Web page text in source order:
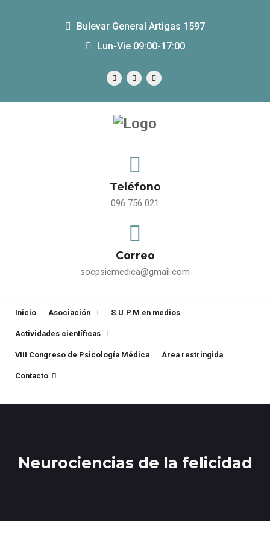
Bulevar General Artigas 1597
Lun-Vie 09:00-17:00
Teléfono
096 756 021
Correo
socpsicmedica@gmail.com
Inicio Asociación S.U.P.M en medios
Actividades científicas
VIII Congreso de Psicología Médica Área restringida
Contacto
Neurociencias de la felicidad